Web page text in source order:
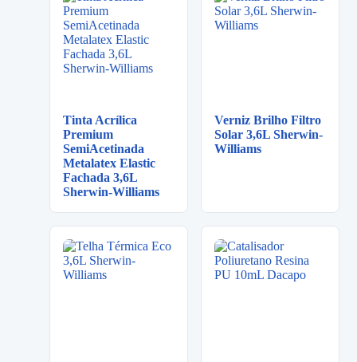
Tinta Acrílica
Premium
SemiAcetinada
Metalatex Elastic
Fachada 3,6L
Sherwin-Williams
Verniz Brilho Filtro
Solar 3,6L Sherwin-
Williams